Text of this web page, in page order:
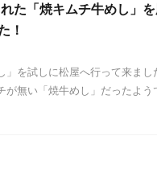
た「焼キムチ牛めし」
！
を試しに松屋へ行って来まし
無い「焼牛めし」だったよう